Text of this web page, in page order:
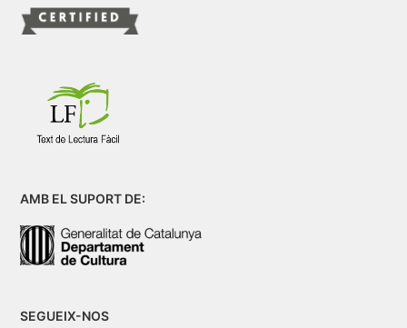
AMB EL SUPORT DE:
SEGUEIX-NOS